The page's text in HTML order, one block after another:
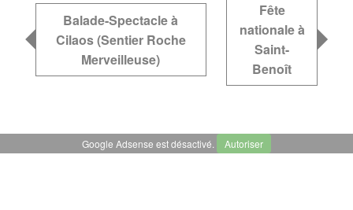
Balade-Spectacle à
Cilaos (Sentier Roche
Merveilleuse)
Fête
nationale à
Saint-
Benoît
Google Adsense est désactivé. Autoriser